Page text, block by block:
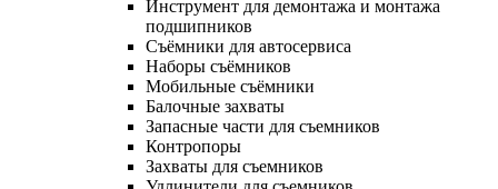
Инструмент для демонтажа и монтажа
подшипников
Съёмники для автосервиса
Наборы съёмников
Мобильные съёмники
Балочные захваты
Запасные части для съемников
Контропоры
Захваты для съемников